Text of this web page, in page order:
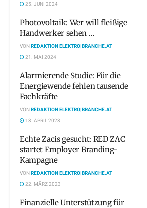
25. JUNI 2024
Photovoltaik: Wer will fleißige
Handwerker sehen …
VONREDAKTION ELEKTRO|BRANCHE.AT
21. MAI 2024
Alarmierende Studie: Für die
Energiewende fehlen tausende
Fachkräfte
VONREDAKTION ELEKTRO|BRANCHE.AT
13. APRIL 2023
Echte Zacis gesucht: RED ZAC
startet Employer Branding-
Kampagne
VONREDAKTION ELEKTRO|BRANCHE.AT
22. MÄRZ 2023
Finanzielle Unterstützung für